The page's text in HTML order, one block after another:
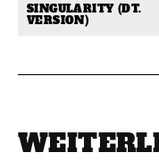
SINGULARITY (DT.
VERSION)